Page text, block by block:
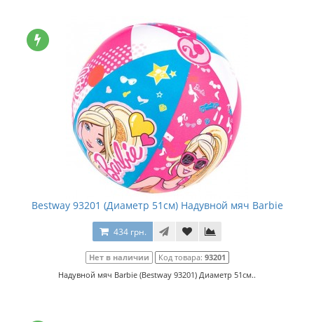
Bestway 93201 (Диаметр 51см) Надувной мяч Barbie
434 грн.
Нет в наличии Код товара: 93201
Надувной мяч Barbie (Bestway 93201) Диаметр 51см..